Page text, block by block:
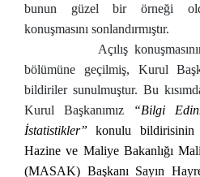
bunun güzel bir örneği
konuşmasını sonlandırmıştır.
Açılış konuşmasının
bölümüne geçilmiş, Kurul
bildiriler sunulmuştur. Bu
Kurul Başkanımız
“Bilgi
İstatistikler” konulu bildirisinin
Hazine ve Maliye Bakanlığı
(MASAK) Başkanı Sayın